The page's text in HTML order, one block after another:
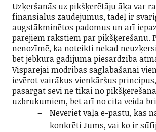
Uzķeršanās uz pikšķerētāju āķa var
finansiālus zaudējumus, tādēļ ir
augstākminētos padomus un arī
pārējiem rakstiem par pikšķerēšanu.
nenozīmē, ka noteikti nekad
bet jebkurā gadījumā piesardzība
Vispārējai modrības saglabāšanai
ievērot vairākus vienkāršus
pasargāt sevi ne tikai no
uzbrukumiem, bet arī no cita veida
Neveriet vaļā e-pastu, kas
konkrēti Jums, vai ko ir